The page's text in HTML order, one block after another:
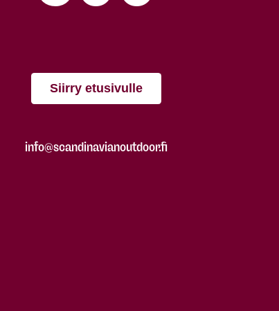
Siirry etusivulle
info@scandinavianoutdoor.fi